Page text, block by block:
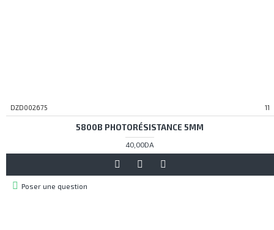
DZD002675 11
5800B PHOTORÉSISTANCE 5MM
40,00DA
Poser une question